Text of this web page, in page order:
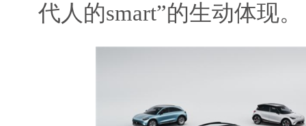
代人的smart”的生动体现。